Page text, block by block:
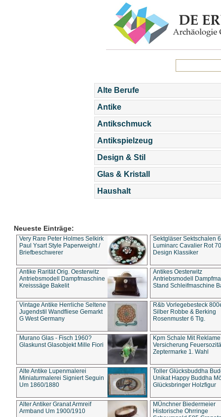
Alte Berufe
Antike
Antikschmuck
Antikspielzeug
Design & Stil
Glas & Kristall
Haushalt
Neueste Einträge:
Very Rare Peter Holmes Selkirk
Paul Ysart Style Paperweight /
Briefbeschwerer
Sektgläser Sektschalen
Luminarc Cavalier Rot
Design Klassiker
Antike Rarität Orig. Oesterwitz
Antriebsmodell Dampfmaschine
Kreisssäge Bakelit
Antikes Oesterwitz
Antriebsmodell
Stand Schleifmaschine
Vintage Antike Herrliche Seltene
Jugendstil Wandfliese Gemarkt
G West Germany
R&b Vorlegebesteck
Silber Robbe & Berking
Rosenmuster 6 Tlg.
Murano Glas - Fisch 1960?
Glaskunst Glasobjekt Mille Fiori
Kpm Schale Mit Reklame
Versicherung
Zeptermarke 1. Wahl
Alte Antike Lupenmalerei
Miniaturmalerei Signiert Seguin
Um 1860/1880
Toller Glücksbuddha
Unikat Happy Buddha
Glücksbringer Holzfigur
Alter Antiker Granat Armreif
Armband Um 1900/1910
MÜnchner Biedermeier
Historische Ohrringe